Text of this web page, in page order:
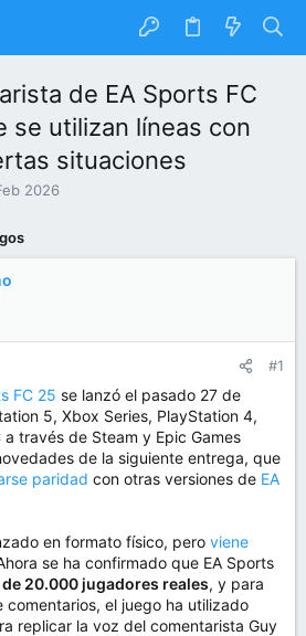
de EA Sports FC
se utilizan líneas con
situaciones
2026
#1
FC 25 se lanzó el pasado 27 de
5, Xbox Series, PlayStation 4,
través de Steam y Epic Games
de la siguiente entrega, que
paridad con otras versiones de EA
en formato físico, pero viene
se ha confirmado que EA Sports
20.000 jugadores reales, y para
el juego ha utilizado
replicar la voz del comentarista Guy